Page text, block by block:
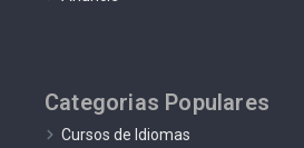
Categorias Populares
Cursos de Idiomas